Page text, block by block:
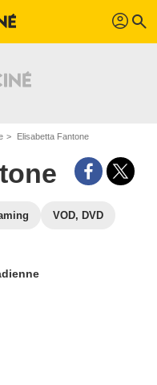
profil search
Elisabetta Fantone
VOD, DVD